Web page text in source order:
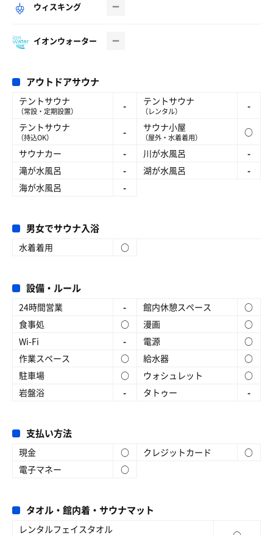
ウィスキング
イオンウォーター
アウトドアサウナ
テントサウナ
（常設・定期設置） - テントサウナ
（レンタル）
-
テントサウナ
（持込OK） - サウナ小屋
（屋外・水着着用）
○
サウナカー
- 川が水風呂
-
滝が水風呂
- 湖が水風呂
-
海が水風呂
-
男女でサウナ入浴
水着着用 ○
設備・ルール
24時間営業 - 館内休憩スペース
○
食事処
○ 漫画
○
Wi-Fi
- 電源
○
作業スペース
○ 給水器
○
駐車場
○ ウォシュレット
○
岩盤浴
- タトゥー -
支払い方法
現金 ○ クレジットカード
○
電子マネー
○
タオル・館内着・サウナマット
レンタルフェイスタオル